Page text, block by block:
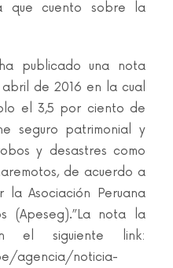
que cuento sobre la
publicado una nota
de 2016 en la cual
el 3,5 por ciento de
seguro patrimonial y
y desastres como
de acuerdo a
la Asociación Peruana
(Apeseg).”La nota la
el siguiente link:
agencia/noticia-